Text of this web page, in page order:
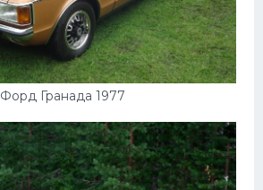
Форд Гранада 1977